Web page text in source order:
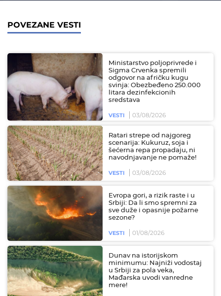
POVEZANE VESTI
Ministarstvo poljoprivrede i
Sigma Crvenka spremili
odgovor na afričku kugu
svinja: Obezbeđeno 250.000
litara dezinfekcionih
sredstava
VESTI 03/08/2026
Ratari strepe od najgoreg
scenarija: Kukuruz, soja i
šećerna repa propadaju, ni
navodnjavanje ne pomaže!
VESTI 03/08/2026
Evropa gori, a rizik raste i u
Srbiji: Da li smo spremni za
sve duže i opasnije požarne
sezone?
VESTI 01/08/2026
Dunav na istorijskom
minimumu: Najniži vodostaj
u Srbiji za pola veka,
Mađarska uvodi vanredne
mere!